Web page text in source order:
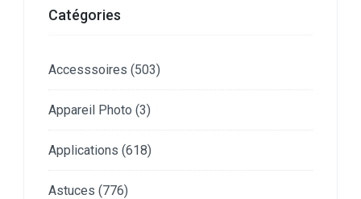
Catégories
Accesssoires (503)
Appareil Photo (3)
Applications (618)
Astuces (776)